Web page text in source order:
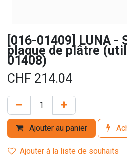
[016-01409] LUNA -
plaque de plâtre
01408)
CHF 214.04
Ajouter au panier
Ajouter à la liste de souhaits